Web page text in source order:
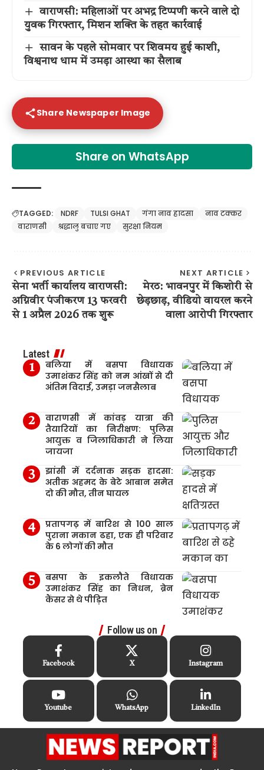
वाराणसी: महिलाओं पर अभद्र टिप्पणी करने वाले दो
युवक गिरफ्तार, मिशन शक्ति के तहत कार्रवाई
सावन के पहले सोमवार पर शिवमय हुई काशी,
विश्वनाथ धाम में उमड़ा आस्था का सैलाब
Share Newspaper Image
Share on WhatsApp
TAGGED: NDRF TULSI GHAT गंगा नाव हादसा
नाव टक्कर
वाराणसी
श्रद्धालु बचाए गए सुरक्षा नियम
PREVIOUS ARTICLE
सेना भर्ती कार्यालय वाराणसी:
अग्निवीर पंजीकरण 13 फरवरी
से 1 अप्रैल 2026 तक शुरू
NEXT ARTICLE
मेरठ: भावनपुर में किशोरी से
छेड़छाड़, वीडियो वायरल करने
वाला आरोपी गिरफ्तार
Latest
बलिया में बसपा विधायक
उमाशंकर सिंह को नम आंखों से दी
अंतिम विदाई, उमड़ा जनसैलाब
वाराणसी में कांवड़ यात्रा की
तैयारियों का निरीक्षण: पुलिस
आयुक्त व जिलाधिकारी ने लिया
जायजा
झांसी में दर्दनाक सड़क हादसा:
अतीक अहमद के बेटे आबान समेत
दो की मौत, तीन घायल
प्रतापगढ़ में बारिश से 100 साल
पुराना मकान ढहा, एक ही परिवार
के 6 लोगों की मौत
बसपा के इकलौते विधायक
उमाशंकर सिंह का निधन, ब्रेन
कैंसर से थे पीड़ित
Follow us on
Facebook X Instagram
Youtube WhatsApp LinkedIn